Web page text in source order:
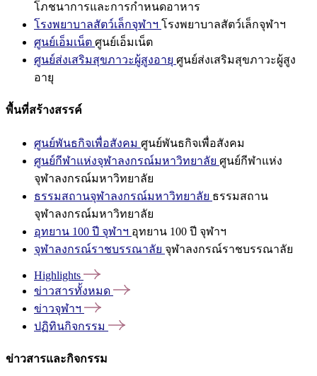
โภชนาการและการกำหนดอาหาร
โรงพยาบาลสัตว์เล็กจุฬาฯ โรงพยาบาลสัตว์เล็กจุฬาฯ
ศูนย์เอ็มเน็ต ศูนย์เอ็มเน็ต
ศูนย์ส่งเสริมสุขภาวะผู้สูงอายุ ศูนย์ส่งเสริมสุขภาวะผู้สูง
อายุ
พื้นที่สร้างสรรค์
ศูนย์พันธกิจเพื่อสังคม ศูนย์พันธกิจเพื่อสังคม
ศูนย์กีฬาแห่งจุฬาลงกรณ์มหาวิทยาลัย ศูนย์กีฬาแห่ง
จุฬาลงกรณ์มหาวิทยาลัย
ธรรมสถานจุฬาลงกรณ์มหาวิทยาลัย ธรรมสถาน
จุฬาลงกรณ์มหาวิทยาลัย
อุทยาน 100 ปี จุฬาฯ อุทยาน 100 ปี จุฬาฯ
จุฬาลงกรณ์ราชบรรณาลัย จุฬาลงกรณ์ราชบรรณาลัย
Highlights
ข่าวสารทั้งหมด
ข่าวจุฬาฯ
ปฏิทินกิจกรรม
ข่าวสารและกิจกรรม